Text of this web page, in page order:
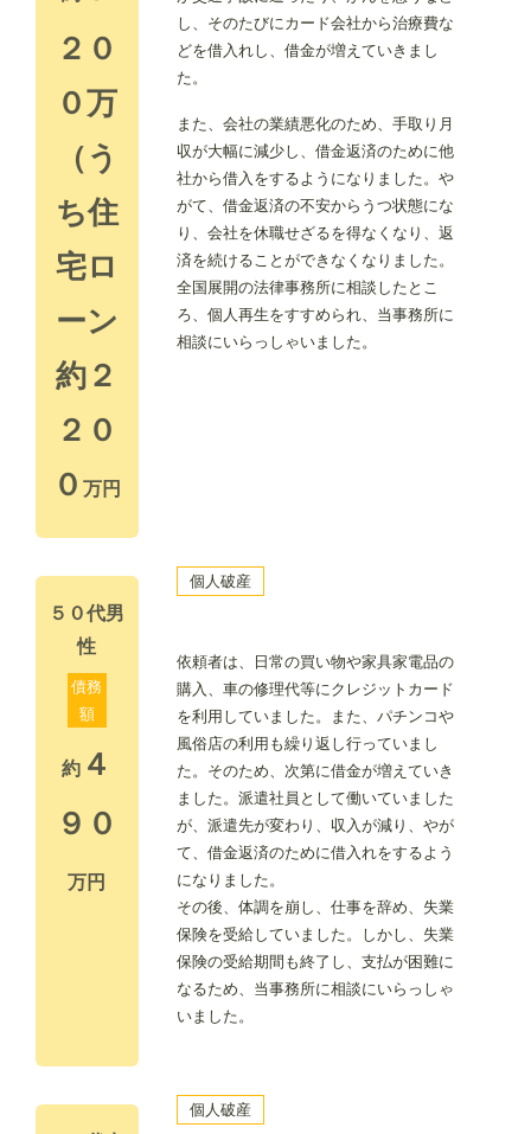
２０
０万
（う
ち住
宅ロ
ーン
約２
２０
０万円
し、そのたびにカード会社から治療費な
どを借入れし、借金が増えていきまし
た。
また、会社の業績悪化のため、手取り月
収が大幅に減少し、借金返済のために他
社から借入をするようになりました。や
がて、借金返済の不安からうつ状態にな
り、会社を休職せざるを得なくなり、返
済を続けることができなくなりました。
全国展開の法律事務所に相談したとこ
ろ、個人再生をすすめられ、当事務所に
相談にいらっしゃいました。
５０代男
性
債務
額
約 ４
９０
万円
個人破産
依頼者は、日常の買い物や家具家電品の
購入、車の修理代等にクレジットカード
を利用していました。また、パチンコや
風俗店の利用も繰り返し行っていまし
た。そのため、次第に借金が増えていき
ました。派遣社員として働いていました
が、派遣先が変わり、収入が減り、やが
て、借金返済のために借入れをするよう
になりました。
その後、体調を崩し、仕事を辞め、失業
保険を受給していました。しかし、失業
保険の受給期間も終了し、支払が困難に
なるため、当事務所に相談にいらっしゃ
いました。
個人破産